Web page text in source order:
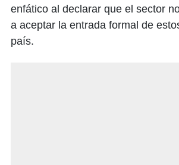
enfático al declarar que el sector
a aceptar la entrada formal de
país.